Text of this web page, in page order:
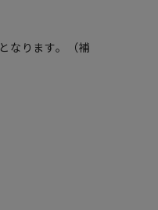
なります。（補